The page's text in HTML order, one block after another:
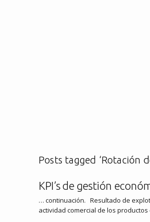
Posts tagged ‘Rotación
KPI’s de gestión
… continuación. Resultado de
actividad comercial de los